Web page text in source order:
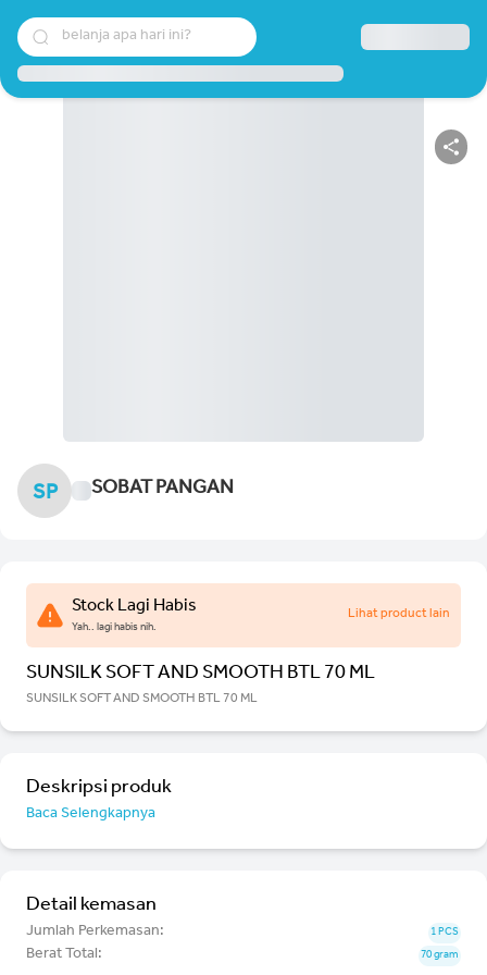
belanja apa hari ini?
SP SOBAT PANGAN
Stock Lagi Habis
Yah.. lagi habis nih.
Lihat product lain
SUNSILK SOFT AND SMOOTH BTL 70 ML
SUNSILK SOFT AND SMOOTH BTL 70 ML
Deskripsi produk
Baca Selengkapnya
Detail kemasan
Jumlah Perkemasan: 1 PCS
Berat Total: 70 gram